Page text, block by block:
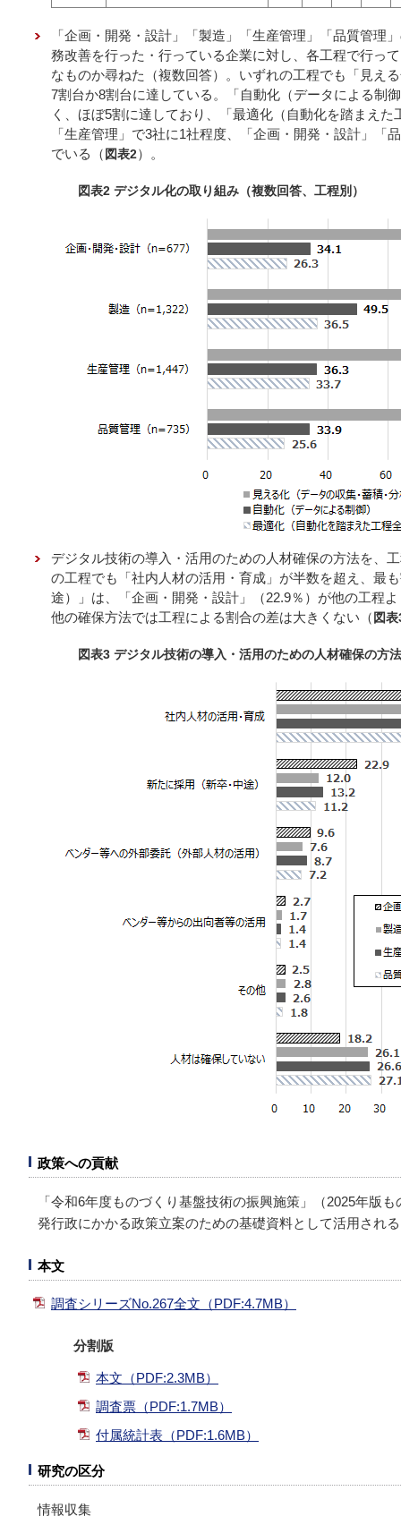
「企画・開発・設計」「製造」「生産管理」「品質管理
務改善を行った・行っている企業に対し、各工程で行っ
なものか尋ねた（複数回答）。いずれの工程でも「見え
7割台か8割台に達している。「自動化（データによる制
く、ほぼ5割に達しており、「最適化（自動化を踏まえ
「生産管理」で3社に1社程度、「企画・開発・設計」「
でいる（図表2）。
図表2 デジタル化の取り組み（複数回答、工程別）
デジタル技術の導入・活用のための人材確保の方法を、
の工程でも「社内人材の活用・育成」が半数を超え、最
途）」は、「企画・開発・設計」（22.9％）が他の工程
他の確保方法では工程による割合の差は大きくない（図表
図表3 デジタル技術の導入・活用のための人材確保の方
政策への貢献
「令和6年度ものづくり基盤技術の振興施策」（2025年版
発行政にかかる政策立案のための基礎資料として活用され
本文
調査シリーズNo.267全文（PDF:4.7MB）
分割版
本文（PDF:2.3MB）
調査票（PDF:1.7MB）
付属統計表（PDF:1.6MB）
研究の区分
情報収集